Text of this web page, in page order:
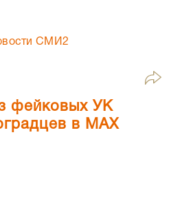
СМИ2
фейковых УК
в МАХ